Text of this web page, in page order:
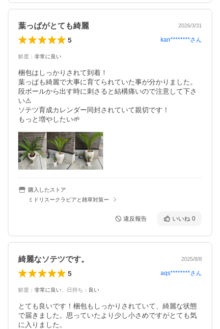
葉っぱがとても綺麗 2026/3/31
5 kan********さん
鮮度 ： 非常に良い
梱包はしっかりされて到着！
葉っぱも綺麗で大事に育てられていた事が分かりました。
段ボールから出す時に刺さると結構痛いので注意して下さ
い⚠️
ソテツ育成カレンダー同封されていて親切です！
もっと増やしたい🌱
購入したストア
ミドリスークラピアと雑草対策ー
違反報告 いいね 0
綺麗なソテツです。 2025/8/8
5 aqs********さん
鮮度 ： 非常に良い 日持ち ： 良い
とても良いです！梱包もしっかりされていて、綺麗な状態
で届きました。思っていたより少し小さめですがとても気
に入りました。